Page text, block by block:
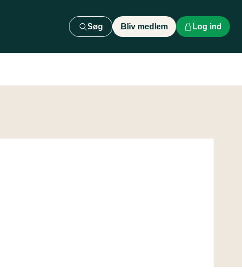
Søg Bliv medlem Log ind